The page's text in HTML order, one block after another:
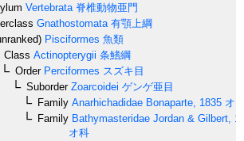
Vertebrata 脊椎動物亜門
Gnathostomata 有顎上綱
Pisciformes 魚類
Class Actinopterygii 条鰭綱
OrderPerciformes スズキ目
SuborderZoarcoidei ゲンゲ亜目
Family Anarhichadidae Bonaparte, 1835 オ
Family Bathymasteridae Jordan & Gilbert,
オ科